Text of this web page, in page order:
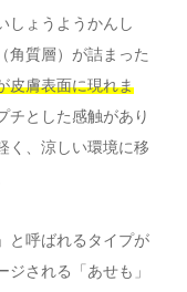
しょうようかんし
角質層）が詰まった
皮膚表面に現れま
チとした感触があり
く、涼しい環境に移
と呼ばれるタイプが
される「あせも」